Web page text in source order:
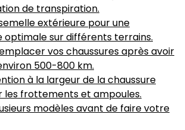
de transpiration.
extérieure pour une
optimale sur différents terrains.
vos chaussures après avoir
500-800 km.
à la largeur de la chaussure
les frottements et ampoules.
modèles avant de faire votre